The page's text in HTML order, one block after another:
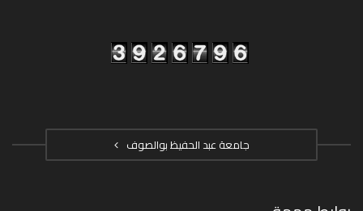
جامعة عبد الحفيظ بوالصوف